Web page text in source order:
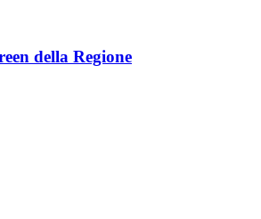
della Regione